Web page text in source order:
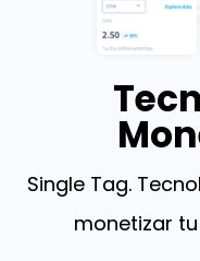
Single Tag.
monetizar